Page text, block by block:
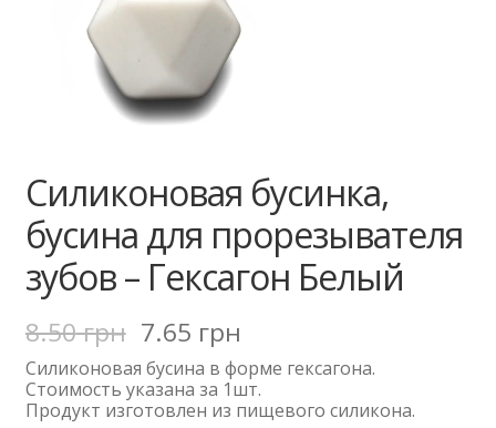
Силиконовая бусинка,
бусина для прорезывателя
зубов – Гексагон Белый
8.50грн 7.65 грн
Силиконовая бусина в форме гексагона.
Стоимость указана за 1шт.
Продукт изготовлен из пищевого силикона.